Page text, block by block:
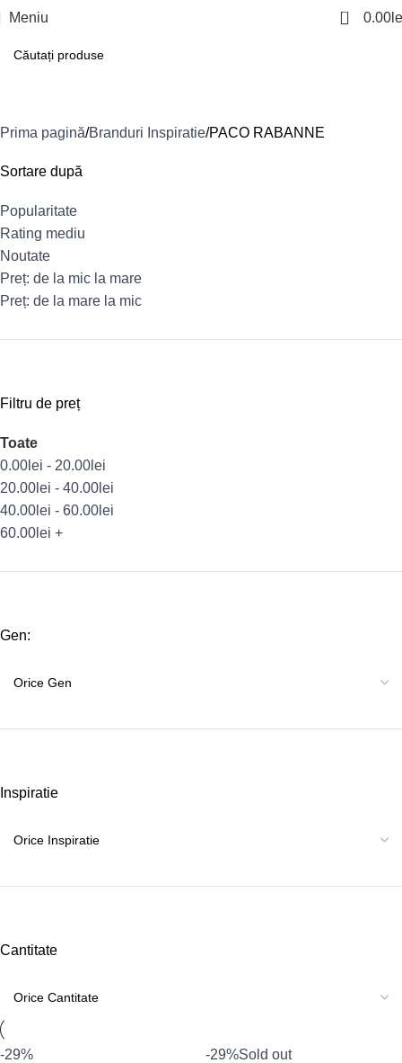
Meniu 0 0.00
Prima pagină Branduri Inspiratie PACO RABANNE
Sortare după
Popularitate
Rating mediu
Noutate
Preț: de la mic la mare
Preț: de la mare la mic
Filtru de preț
Toate
0.00 lei - 20.00 lei
20.00 lei - 40.00 lei
40.00 lei - 60.00 lei
60.00 lei +
Gen:
Inspiratie
Cantitate
-29% -29%Sold out